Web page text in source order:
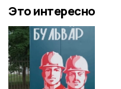
Это интересно